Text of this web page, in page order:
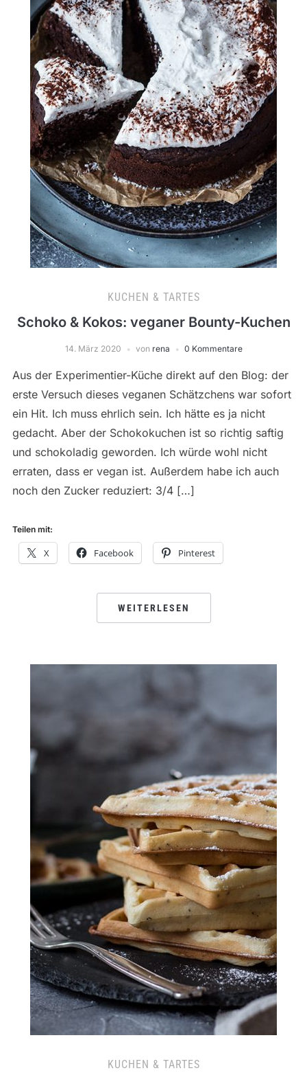
KUCHEN & TARTES
Schoko & Kokos: veganer Bounty-Kuchen
14. März 2020 von rena 0 Kommentare
Aus der Experimentier-Küche direkt auf den Blog: der
erste Versuch dieses veganen Schätzchens war sofort
ein Hit. Ich muss ehrlich sein. Ich hätte es ja nicht
gedacht. Aber der Schokokuchen ist so richtig saftig
und schokoladig geworden. Ich würde wohl nicht
erraten, dass er vegan ist. Außerdem habe ich auch
noch den Zucker reduziert: 3/4 […]
Teilen mit:
X Facebook Pinterest
WEITERLESEN
KUCHEN & TARTES